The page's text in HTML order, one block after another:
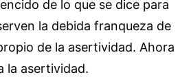
de lo que se dice para
la debida franqueza de
de la asertividad. Ahora
la asertividad.